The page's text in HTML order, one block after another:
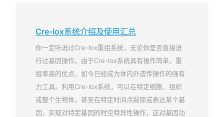
Cre-lox系统介绍及使用汇总
你一定听说过Cre-lox重组系统，无论你是否直接进
行过基因操作。由于Cre-lox系统具有操作简单、重
组率高的优点，如今已经成为体内外遗传操作的强有
力工具。利用Cre-lox系统，可以在特定细胞、组织
或整个生物体，甚至在特定时间点敲除或表达某个基
因，实现对特定基因的时空特异性操作，这对基因功